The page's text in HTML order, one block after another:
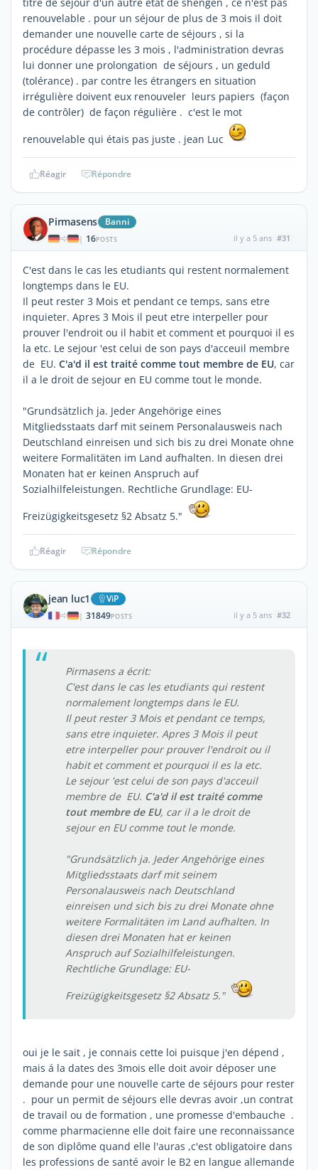
renouvelable . pour un séjour de plus de 3 mois il doit
demander une nouvelle carte de séjours , si la
procédure dépasse les 3 mois , l'administration devras
lui donner une prolongation de séjours , un geduld
(tolérance) . par contre les étrangers en situation
irrégulière doivent eux renouveler leurs papiers (façon
de contrôler) de façon régulière . c'est le mot
renouvelable qui étais pas juste . jean Luc
Réagir Répondre
Pirmasens Banni
| 16POSTS il y a 5 ans #31
C'est dans le cas les etudiants qui restent normalement
longtemps dans le EU.
Il peut rester 3 Mois et pendant ce temps, sans etre
inquieter. Apres 3 Mois il peut etre interpeller pour
prouver l'endroit ou il habit et comment et pourquoi il es
la etc. Le sejour 'est celui de son pays d'acceuil membre
de EU. C'a'd il est traité comme tout membre de EU, car
il a le droit de sejour en EU comme tout le monde.
"Grundsätzlich ja. Jeder Angehörige eines
Mitgliedsstaats darf mit seinem Personalausweis nach
Deutschland einreisen und sich bis zu drei Monate ohne
weitere Formalitäten im Land aufhalten. In diesen drei
Monaten hat er keinen Anspruch auf
Sozialhilfeleistungen. Rechtliche Grundlage: EU-
Freizügigkeitsgesetz §2 Absatz 5."
Réagir Répondre
jean luc1 ViP
| 31849POSTS il y a 5 ans #32
Pirmasens a écrit:
C'est dans le cas les etudiants qui restent
normalement longtemps dans le EU.
Il peut rester 3 Mois et pendant ce temps,
sans etre inquieter. Apres 3 Mois il peut
etre interpeller pour prouver l'endroit ou il
habit et comment et pourquoi il es la etc.
Le sejour 'est celui de son pays d'acceuil
membre de EU. C'a'd il est traité comme
tout membre de EU, car il a le droit de
sejour en EU comme tout le monde.
"Grundsätzlich ja. Jeder Angehörige eines
Mitgliedsstaats darf mit seinem
Personalausweis nach Deutschland
einreisen und sich bis zu drei Monate ohne
weitere Formalitäten im Land aufhalten. In
diesen drei Monaten hat er keinen
Anspruch auf Sozialhilfeleistungen.
Rechtliche Grundlage: EU-
Freizügigkeitsgesetz §2 Absatz 5."
oui je le sait , je connais cette loi puisque j'en dépend ,
mais á la dates des 3mois elle doit avoir déposer une
demande pour une nouvelle carte de séjours pour rester
. pour un permit de séjours elle devras avoir ,un contrat
de travail ou de formation , une promesse d'embauche .
comme pharmacienne elle doit faire une reconnaissance
de son diplôme quand elle l'auras ,c'est obligatoire dans
les professions de santé avoir le B2 en langue allemande